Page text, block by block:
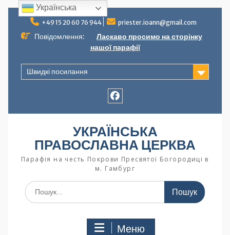
+49 15 20 60 76 944 priester.ioann@gmail.com
Повідомлення:
Ласкаво просимо на сторінку
нашої парафії
Швидкі посилання
УКРАЇНСЬКА
ПРАВОСЛАВНА ЦЕРКВА
Парафія на честь Покрови Пресвятої Богородиці в
м. Гамбург
Меню
Українська